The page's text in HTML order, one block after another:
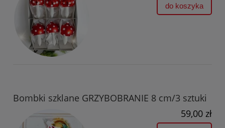
do koszyka
Bombki szklane GRZYBOBRANIE 8 cm/3 sztuki
59,00 zł